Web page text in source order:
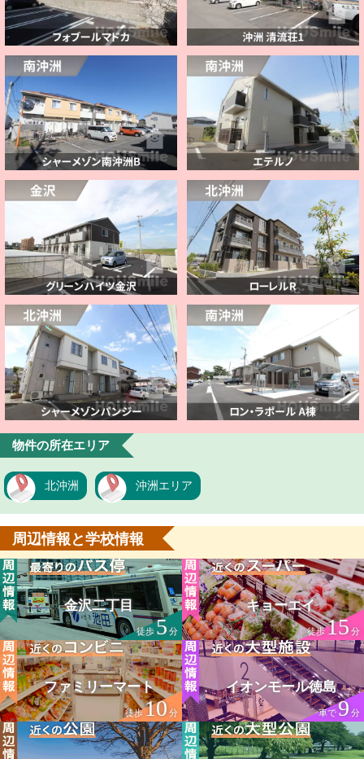
物件の所在エリア
北沖洲 沖洲エリア
周辺情報と学校情報
金沢二丁目
徒歩5分
キョーエイ
徒歩15分
ファミリーマート
徒歩10分
イオンモール徳島
車で9分